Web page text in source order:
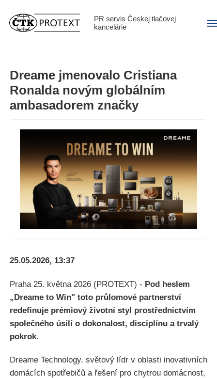
PR servis Českej tlačovej
kancelárie
Dreame jmenovalo Cristiana
Ronalda novým globálním
ambasadorem značky
25.05.2026, 13:37
Praha 25. května 2026 (PROTEXT) - Pod heslem
„Dreame to Win" toto průlomové partnerství
redefinuje prémiový životní styl prostřednictvím
společného úsilí o dokonalost, disciplínu a trvalý
pokrok.
Dreame Technology, světový lídr v oblasti inovativních
domácích spotřebičů a řešení pro chytrou domácnost,